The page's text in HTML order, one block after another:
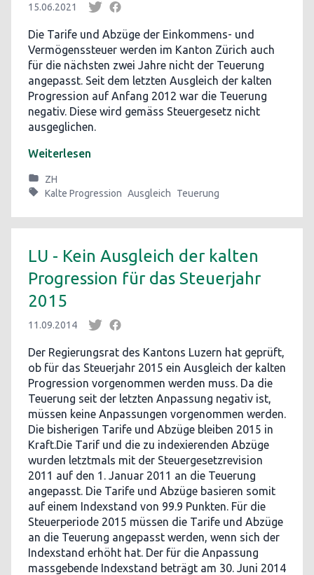
15.06.2021
Die Tarife und Abzüge der Einkommens- und
Vermögenssteuer werden im Kanton Zürich auch
für die nächsten zwei Jahre nicht der Teuerung
angepasst. Seit dem letzten Ausgleich der kalten
Progression auf Anfang 2012 war die Teuerung
negativ. Diese wird gemäss Steuergesetz nicht
ausgeglichen.
Weiterlesen
ZH
Kalte Progression Ausgleich Teuerung
LU - Kein Ausgleich der kalten
Progression für das Steuerjahr
2015
11.09.2014
Der Regierungsrat des Kantons Luzern hat geprüft,
ob für das Steuerjahr 2015 ein Ausgleich der kalten
Progression vorgenommen werden muss. Da die
Teuerung seit der letzten Anpassung negativ ist,
müssen keine Anpassungen vorgenommen werden.
Die bisherigen Tarife und Abzüge bleiben 2015 in
Kraft.Die Tarif und die zu indexierenden Abzüge
wurden letztmals mit der Steuergesetzrevision
2011 auf den 1. Januar 2011 an die Teuerung
angepasst. Die Tarife und Abzüge basieren somit
auf einem Indexstand von 99.9 Punkten. Für die
Steuerperiode 2015 müssen die Tarife und Abzüge
an die Teuerung angepasst werden, wenn sich der
Indexstand erhöht hat. Der für die Anpassung
massgebende Indexstand beträgt am 30. Juni 2014